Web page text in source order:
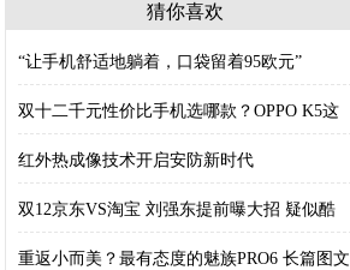
猜你喜欢
“让手机舒适地躺着，口袋留着95欧元”
双十二千元性价比手机选哪款？OPPO K5这
红外热成像技术开启安防新时代
双12京东VS淘宝 刘强东提前曝大招 疑似酷
重返小而美？最有态度的魅族PRO6 长篇图文